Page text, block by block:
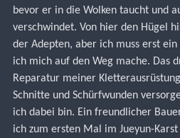
bevor er in die Wolken taucht und
verschwindet. Von hier den Hügel
der Adepten, aber ich muss erst
ich mich auf den Weg mache. Das
Reparatur meiner
Schnitte und Schürfwunden
ich dabei bin. Ein freundlicher
ich zum ersten Mal im Jueyun-